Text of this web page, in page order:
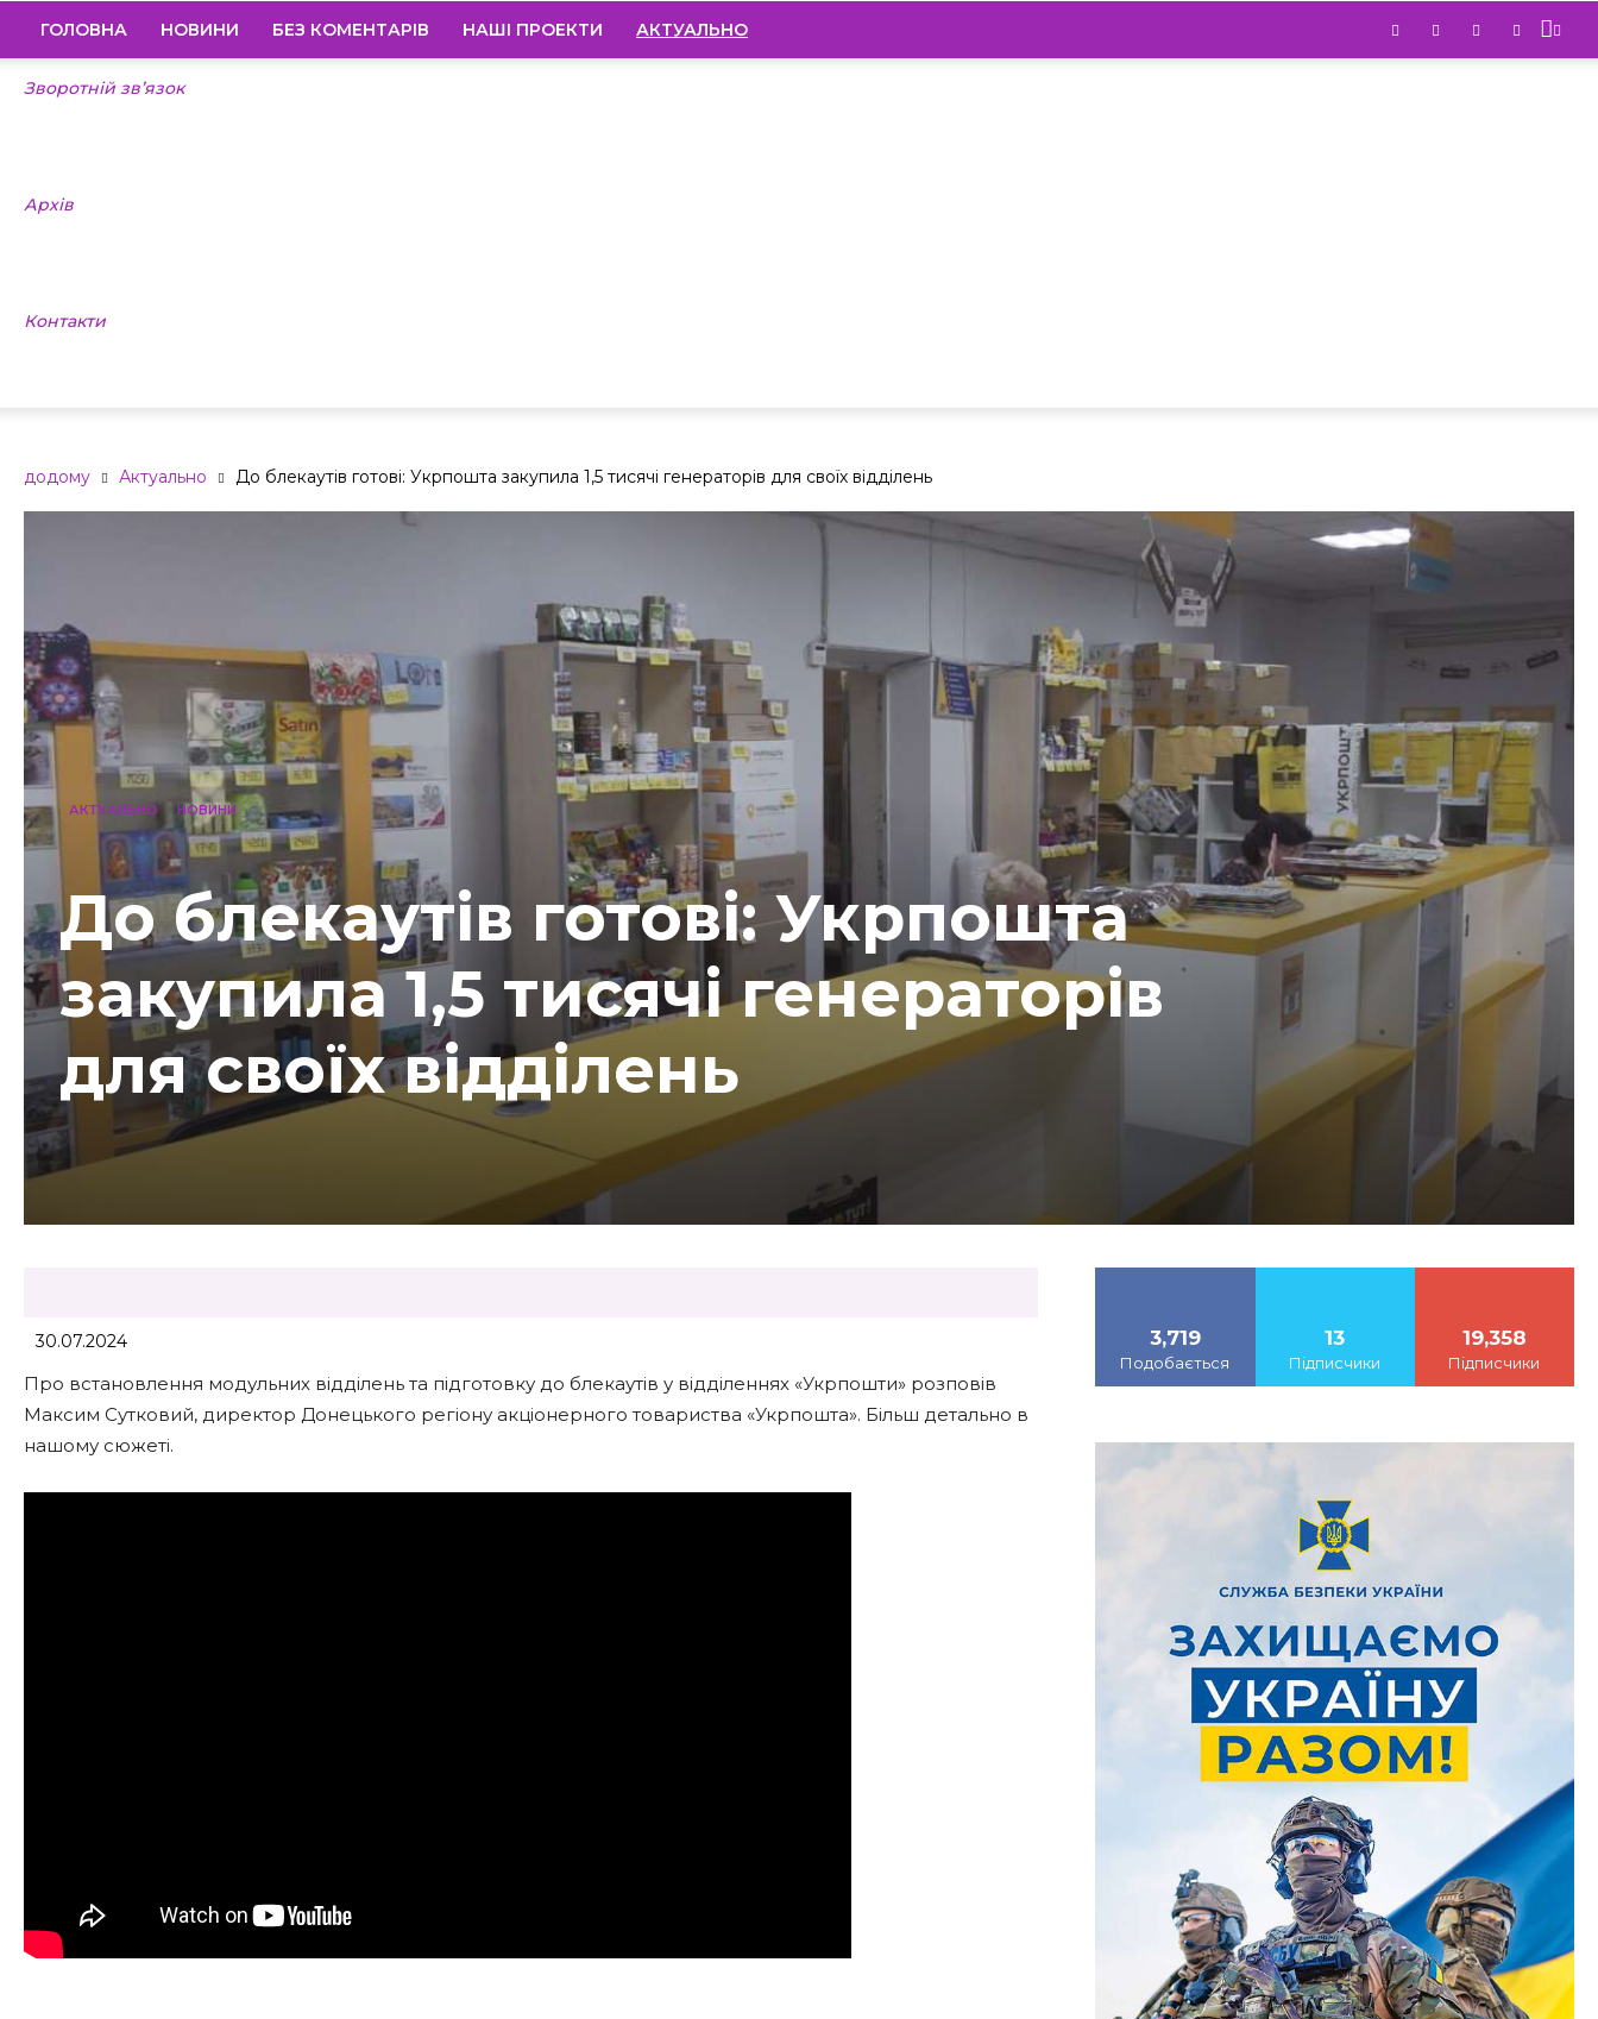
ГОЛОВНА НОВИНИ БЕЗ КОМЕНТАРІВ НАШІ ПРОЕКТИ АКТУАЛЬНО
Зворотній зв’язок
Архів
Контакти
додому Актуально До блекаутів готові: Укрпошта закупила 1,5 тисячі генераторів для своїх відділень
АКТУАЛЬНО НОВИНИ
До блекаутів готові: Укрпошта
закупила 1,5 тисячі генераторів
для своїх відділень
30.07.2024
Про встановлення модульних відділень та підготовку до блекаутів у відділеннях «Укрпошти» розповів
Максим Сутковий, директор Донецького регіону акціонерного товариства «Укрпошта». Більш детально в
нашому сюжеті.
3,719
Подобається
13
Підписчики
19,358
Підписчики